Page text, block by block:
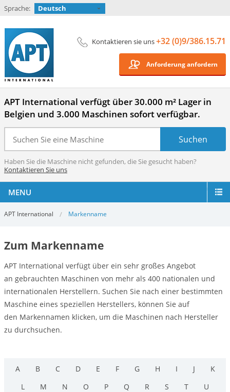
Sprache: Deutsch
Kontaktieren sie uns+32 (0)9/386.15.71
Anforderung anfordern
APT International verfügt über 30.000 m² Lager in
Belgien und 3.000 Maschinen sofort verfügbar.
Haben Sie die Maschine nicht gefunden, die Sie gesucht haben?
Kontaktieren Sie uns
MENU
APT International Markenname
Zum Markenname
APT International verfügt über ein sehr großes Angebot
an gebrauchten Maschinen von mehr als 400 nationalen und
internationalen Herstellern. Suchen Sie nach einer bestimmten
Maschine eines speziellen Herstellers, können Sie auf
den Markennamen klicken, um die Maschinen nach Hersteller
zu durchsuchen.
A B C D E F G H I J
K
L
M N O P Q R S T
U